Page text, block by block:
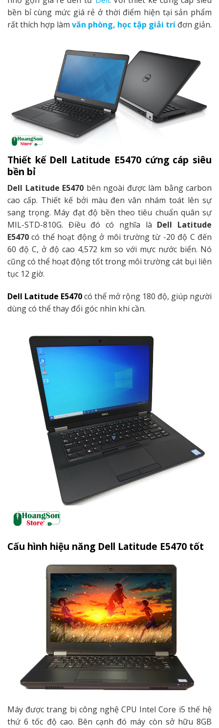
bền bỉ cùng mức giá rẻ ở thời điểm hiện tại sản phẩm
rất thích hợp làm văn phòng, học tập giải trí đơn giản.
Thiết kế Dell Latitude E5470 cứng cáp siêu
bền bỉ
Dell Latitude E5470 bên ngoài được làm bằng carbon
cao cấp. Thiết kế bởi màu đen vân nhám toát lên sự
sang trọng. Máy đạt độ bền theo tiêu chuẩn quân sự
MIL-STD-810G. Điều đó có nghĩa là Dell Latitude
E5470 có thể hoạt động ở môi trường từ -20 độ C đến
60 độ C, ở độ cao 4,572 km so với mực nước biển. Nó
cũng có thể hoạt động tốt trong môi trường cát bụi liên
tục 12 giờ.
Dell Latitude E5470có thể mở rộng 180 độ, giúp người
dùng có thể thay đổi góc nhìn khi cần.
Cấu hình hiệu năng Dell Latitude E5470 tốt
Máy được trang bị công nghệ CPU Intel Core i5 thế hệ
thứ 6 tốc độ cao. Bên cạnh đó máy còn sở hữu 8GB